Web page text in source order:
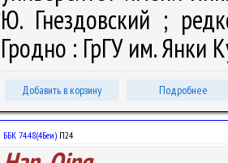
Ю. Гнездовский ;
Гродно : ГрГУ им. Янки
Добавить в корзину Подробнее
ББК 74.48(4Беи) П24